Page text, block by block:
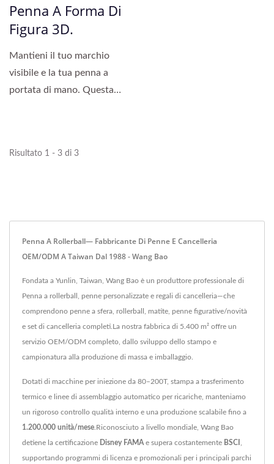
Penna A Forma Di
Figura 3D.
Mantieni il tuo marchio
visibile e la tua penna a
portata di mano. Questa
Risultato 1 - 3 di 3
Penna A Rollerball— Fabbricante Di Penne E Cancelleria
OEM/ODM A Taiwan Dal 1988 - Wang Bao
Fondata a Yunlin, Taiwan, Wang Bao è un produttore professionale di
Penna a rollerball, penne personalizzate e regali di cancelleria—che
comprendono penne a sfera, rollerball, matite, penne figurative/novità
e set di cancelleria completi.La nostra fabbrica di 5.400 m² offre un
servizio OEM/ODM completo, dallo sviluppo dello stampo e
campionatura alla produzione di massa e imballaggio.
Dotati di macchine per iniezione da 80–200T, stampa a trasferimento
termico e linee di assemblaggio automatico per ricariche, manteniamo
un rigoroso controllo qualità interno e una produzione scalabile fino a
1.200.000 unità/mese .Riconosciuto a livello mondiale, Wang Bao
detiene la certificazione Disney FAMA e supera costantemente BSCI
supportando programmi di licenza e promozionali per i principali parchi